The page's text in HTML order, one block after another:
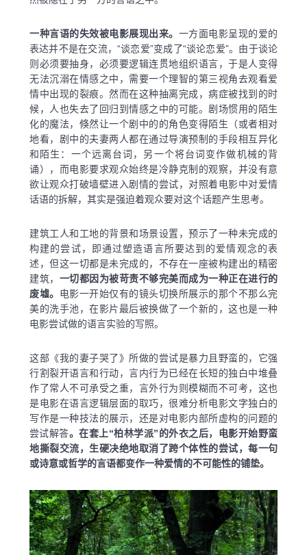
一种言语的失效被电影展现出来。 一方面电影呈现的爱的
表达并不是在交流，“谈恋爱”变成了“谈论恋爱”。由于谈论
则必须要抽身，必须要逻辑连贯地组织语言，于是人变得
无法沉溺在情感之中，需要一个理智的第三视角去观看爱
情中出现的裂痕。然而在这种抽离完成，病症被找到的时
候，人也失去了回归到情感之中的可能。剧场惯用的陌生
化的魔法，倏然让一个剧中的的角色变得陌生（或者相对
地看，剧中的夫妻两人都在通过导演预制的手段相互异化
和陌生：一个远离台词，另一个将台词变作做机械的背
诵），而电影要求观众始终是冷静克制的观察，并没有意
欲让观众打破墙壁进入剧情的尝试，对照着电影中对爱情
话语的拆解，其实是强迫着观众要对这个话题产生思考。
建筑工人和工地的背景和场景设置，预示了一种未完成的
构建的尝试，即通过塑造语言所要达到的爱情观念的表
述，但这一切都是未完成的，不存在一座被构建出的精密
建筑， 一切都因为被苛责不够完美而成为一种正在进行的
废墟。 电影一开始仅有的镜头切换所展示的那个不那么完
美的洗手池，在影片最后被换做了一个新的，这也是一种
电影尝试做的语言实验的写照。
这部《我的妻子哭了》所做的尝试是暴力且野蛮的，它强
行割裂开语言和行动，言内行为已经在长短的独白中堆叠
作了常人不可承受之重，言外行为则模糊而不可考，这也
是电影在语言逻辑层面的取巧，很难分析电影文字独白的
写作是一种技法的展示，还是对电影内部所虚构的问题的
尝试解答。在套上“柏林学派”的外衣之后，电影开始野蛮
地撕裂交流，生硬决绝地取消了跨个体性的尝试，每一句
或诗意或哲学的言语都变作一种爱情的不可能性的铺垫。